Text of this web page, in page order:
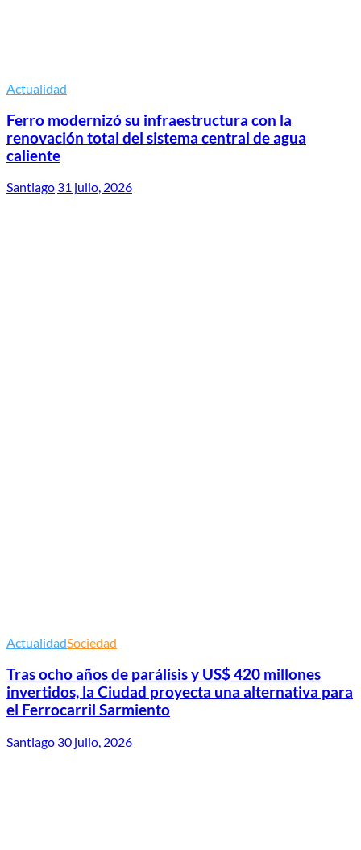
Actualidad
Ferro modernizó su infraestructura con la
renovación total del sistema central de agua
caliente
Santiago 31 julio, 2026
ActualidadSociedad
Tras ocho años de parálisis y US$ 420 millones
invertidos, la Ciudad proyecta una alternativa para
el Ferrocarril Sarmiento
Santiago 30 julio, 2026